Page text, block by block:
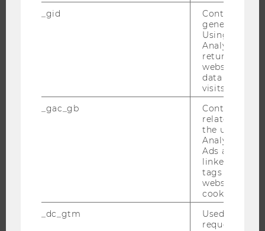
RESEARCH CAREER
WELCOME SERVICES
_gid
Contains a
generated
Using this
Analytics can
returning
website and
data from
visits.
_gac_gb
Contains
related
the user. If
Analytics and
Ads accounts
linked, the
tags on the
website read
cookie.
_dc_gtm
Used to
request rate.